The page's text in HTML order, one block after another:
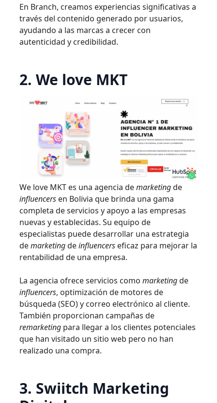
En Branch, creamos experiencias significativas a
través del contenido generado por usuarios,
ayudando a las marcas a crecer con
autenticidad y credibilidad.
2. We love MKT
We love MKT es una agencia demarketingde
influencers en Bolivia que brinda una gama
completa de servicios y apoyo a las empresas
nuevas y establecidas. Su equipo de
especialistas puede desarrollar una estrategia
demarketingdeinfluencers eficaz para mejorar la
rentabilidad de una empresa.
La agencia ofrece servicios como marketingde
influencers, optimización de motores de
búsqueda (SEO) y correo electrónico al cliente.
También proporcionan campañas de
remarketing para llegar a los clientes potenciales
que han visitado un sitio web pero no han
realizado una compra.
3. Swiitch Marketing